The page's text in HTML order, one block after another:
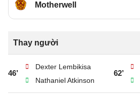
Motherwell
Thay người
46’
Dexter Lembikisa
Nathaniel Atkinson
62’